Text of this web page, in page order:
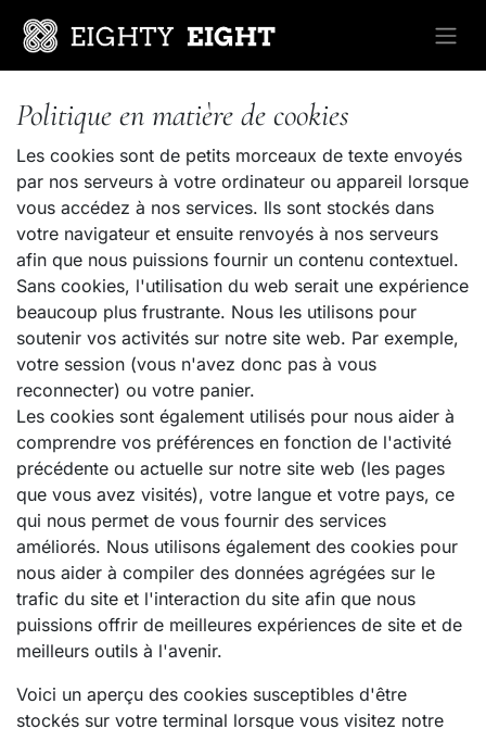
Politique en matière de cookies
Les cookies sont de petits morceaux de texte envoyés
par nos serveurs à votre ordinateur ou appareil lorsque
vous accédez à nos services. Ils sont stockés dans
votre navigateur et ensuite renvoyés à nos serveurs
afin que nous puissions fournir un contenu contextuel.
Sans cookies, l'utilisation du web serait une expérience
beaucoup plus frustrante. Nous les utilisons pour
soutenir vos activités sur notre site web. Par exemple,
votre session (vous n'avez donc pas à vous
reconnecter) ou votre panier.
Les cookies sont également utilisés pour nous aider à
comprendre vos préférences en fonction de l'activité
précédente ou actuelle sur notre site web (les pages
que vous avez visités), votre langue et votre pays, ce
qui nous permet de vous fournir des services
améliorés. Nous utilisons également des cookies pour
nous aider à compiler des données agrégées sur le
trafic du site et l'interaction du site afin que nous
puissions offrir de meilleures expériences de site et de
meilleurs outils à l'avenir.
Voici un aperçu des cookies susceptibles d'être
stockés sur votre terminal lorsque vous visitez notre